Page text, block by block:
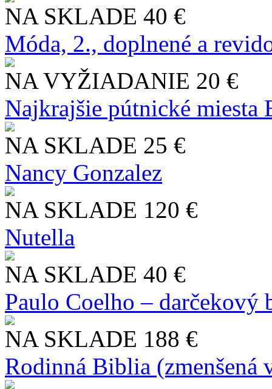
NA SKLADE 40 €
Móda, 2., doplnené a
NA VYŽIADANIE 20 €
Najkrajšie pútnické miesta
NA SKLADE 25 €
Nancy Gonzalez
NA SKLADE 120 €
Nutella
NA SKLADE 40 €
Paulo Coelho – darčekový
NA SKLADE 188 €
Rodinná Biblia (zmenšená